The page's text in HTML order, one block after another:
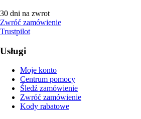
30 dni na zwrot
Zwróć zamówienie
Trustpilot
Usługi
Moje konto
Centrum pomocy
Śledź zamówienie
Zwróć zamówienie
Kody rabatowe